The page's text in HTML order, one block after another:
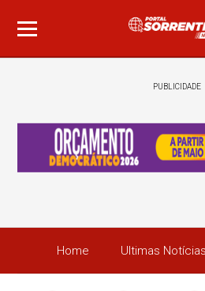
PUBLICIDADE
Home Ultimas Notícias